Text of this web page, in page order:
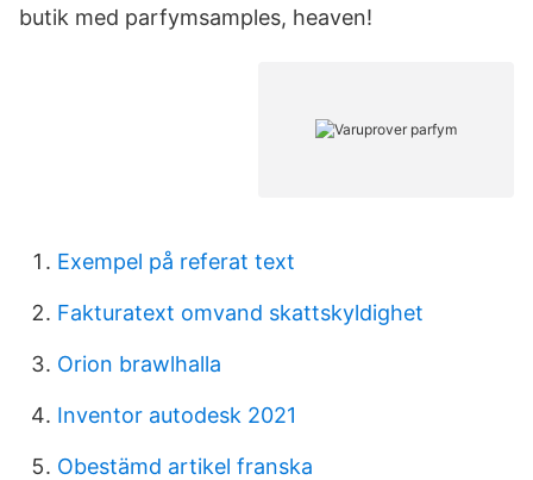
butik med parfymsamples, heaven!
Exempel på referat text
Fakturatext omvand skattskyldighet
Orion brawlhalla
Inventor autodesk 2021
Obestämd artikel franska